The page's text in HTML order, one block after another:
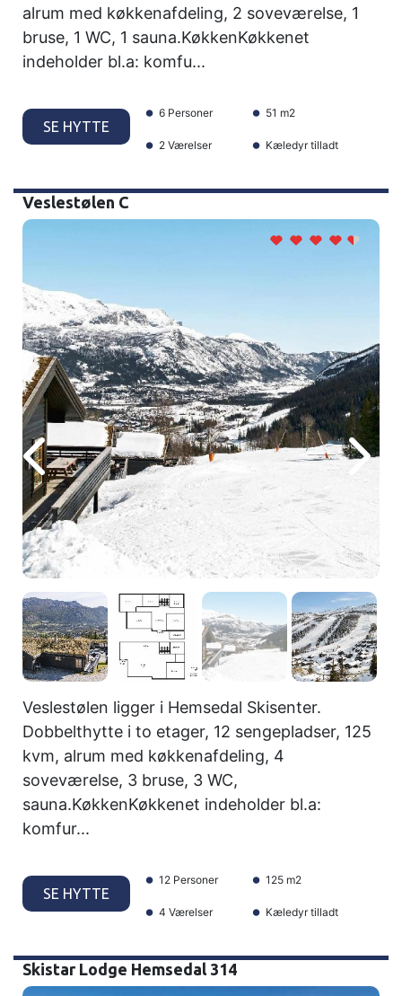
alrum med køkkenafdeling, 2 soveværelse, 1
bruse, 1 WC, 1 sauna.KøkkenKøkkenet
indeholder bl.a: komfu...
SE HYTTE
6 Personer 51 m2
2 Værelser Kæledyr tilladt
Veslestølen C
Veslestølen ligger i Hemsedal Skisenter.
Dobbelthytte i to etager, 12 sengepladser, 125
kvm, alrum med køkkenafdeling, 4
soveværelse, 3 bruse, 3 WC,
sauna.KøkkenKøkkenet indeholder bl.a:
komfur...
SE HYTTE
12 Personer 125 m2
4 Værelser Kæledyr tilladt
Skistar Lodge Hemsedal 314